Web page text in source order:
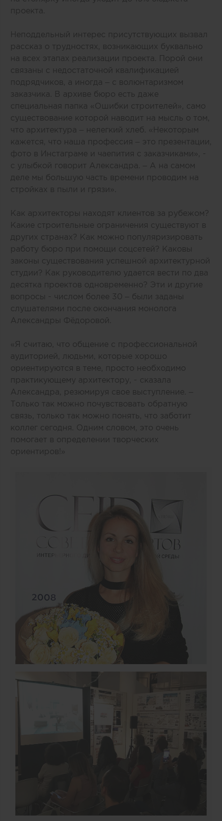
проекта.
Неподдельный интерес присутствующих вызвал
рассказ о трудностях, возникающих буквально
на всех этапах реализации проекта. Порой они
связаны с недостаточной квалификацией
подрядчиков, а иногда – с волюнтаризмом
заказчика. В архиве бюро есть даже
специальная папка «Ошибки строителей», само
существование которой наводит на мысль о том,
что архитектура – нелегкий хлеб. «Некоторым
кажется, что наша профессия – это презентации,
фото в Инстаграме и чаепития с заказчиками», -
с улыбкой говорит Александра. – А на самом
деле мы большую часть времени проводим на
стройках в пыли и грязи».
Как архитекторы находят клиентов за рубежом?
Какие строительные ограничения существуют в
других странах? Как можно популяризировать
работу бюро при помощи соцсетей? Каковы
законы существования успешной архитектурной
студии? Как руководителю удается вести по два
десятка проектов одновременно? Эти и другие
вопросы - числом более 30 – были заданы
слушателями после окончания монолога
Александры Фёдоровой.
«Я считаю, что общение с профессиональной
аудиторией, людьми, которые хорошо
ориентируются в теме, просто необходимо
практикующему архитектору, - сказала
Александра, резюмируя свое выступление. –
Только так можно почувствовать обратную
связь, только так можно понять, что заботит
коллег сегодня. Одним словом, это очень
помогает в определении творческих
ориентиров!»